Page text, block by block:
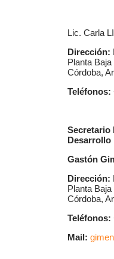
Lic. Carla
Dirección:
Planta
Córdoba,
Teléfonos:
Secretario
Desarrollo
Gastón
Dirección:
Planta
Córdoba,
Teléfonos:
Mail: